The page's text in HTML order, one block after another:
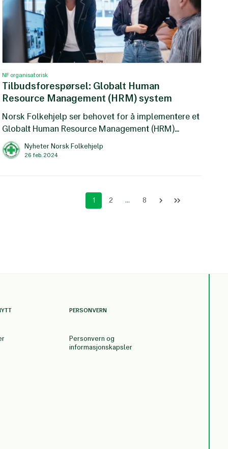
NF organisatorisk
Tilbudsforespørsel: Globalt Human
Resource Management (HRM) system
Norsk Folkehjelp ser behovet for å implementere et
Globalt Human Resource Management (HRM)
system for å forbedre og effektivisere håndteringen
av våre kjerneprosessesser innenfor HR.
Nyheter Norsk Folkehjelp
26 feb. 2024
1 2 ... 8
PERSONVERN
Personvern og
informasjonskapsler